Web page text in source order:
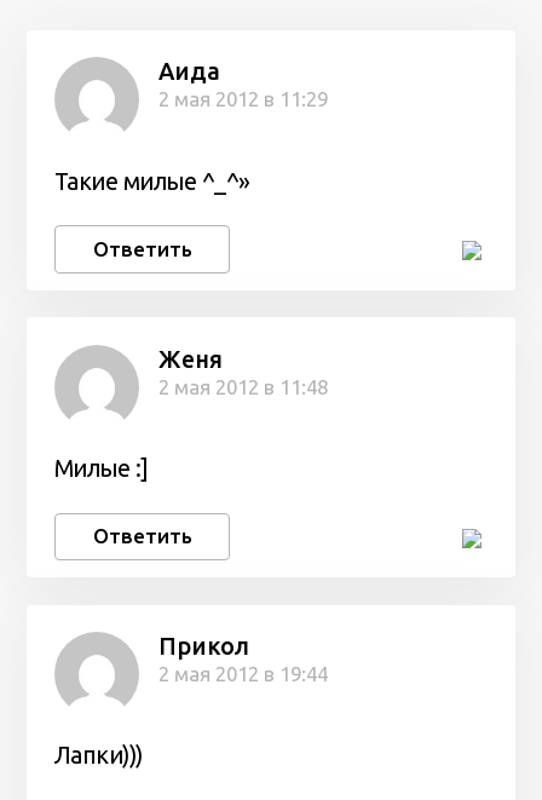
Аида
2 мая 2012 в 11:29
Такие милые ^_^»
Ответить
Женя
2 мая 2012 в 11:48
Милые :]
Ответить
Прикол
2 мая 2012 в 19:44
Лапки)))